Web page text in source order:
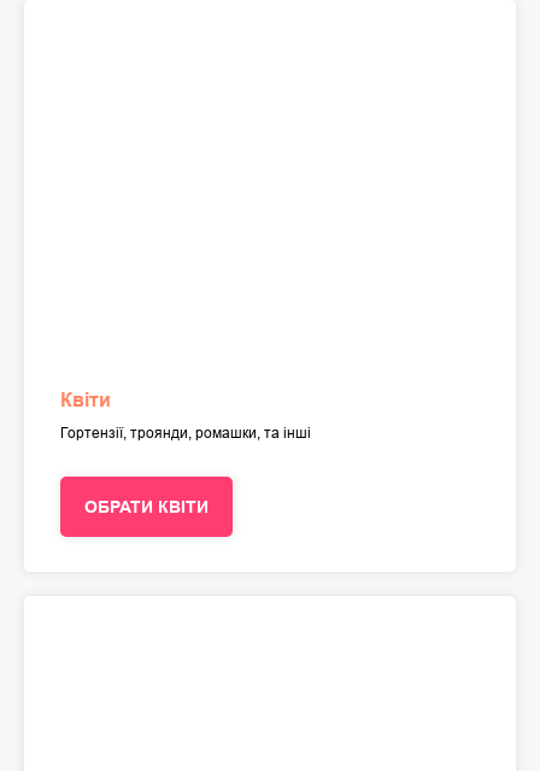
Квіти
Гортензії, троянди, ромашки, та інші
ОБРАТИ КВІТИ